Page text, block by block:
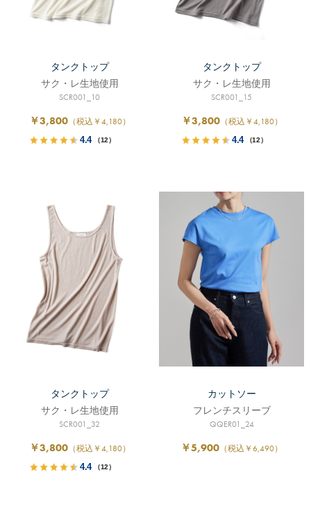
タンクトップ
サク・レ生地使用
SCR001_10
￥3,800（税込￥4,180）
4.4 （12）
タンクトップ
サク・レ生地使用
SCR001_15
￥3,800（税込￥4,180）
4.4 （12）
タンクトップ
サク・レ生地使用
SCR001_32
￥3,800（税込￥4,180）
4.4 （12）
カットソー
フレンチスリーブ
QQER01_24
￥5,900 （税込￥6,490）